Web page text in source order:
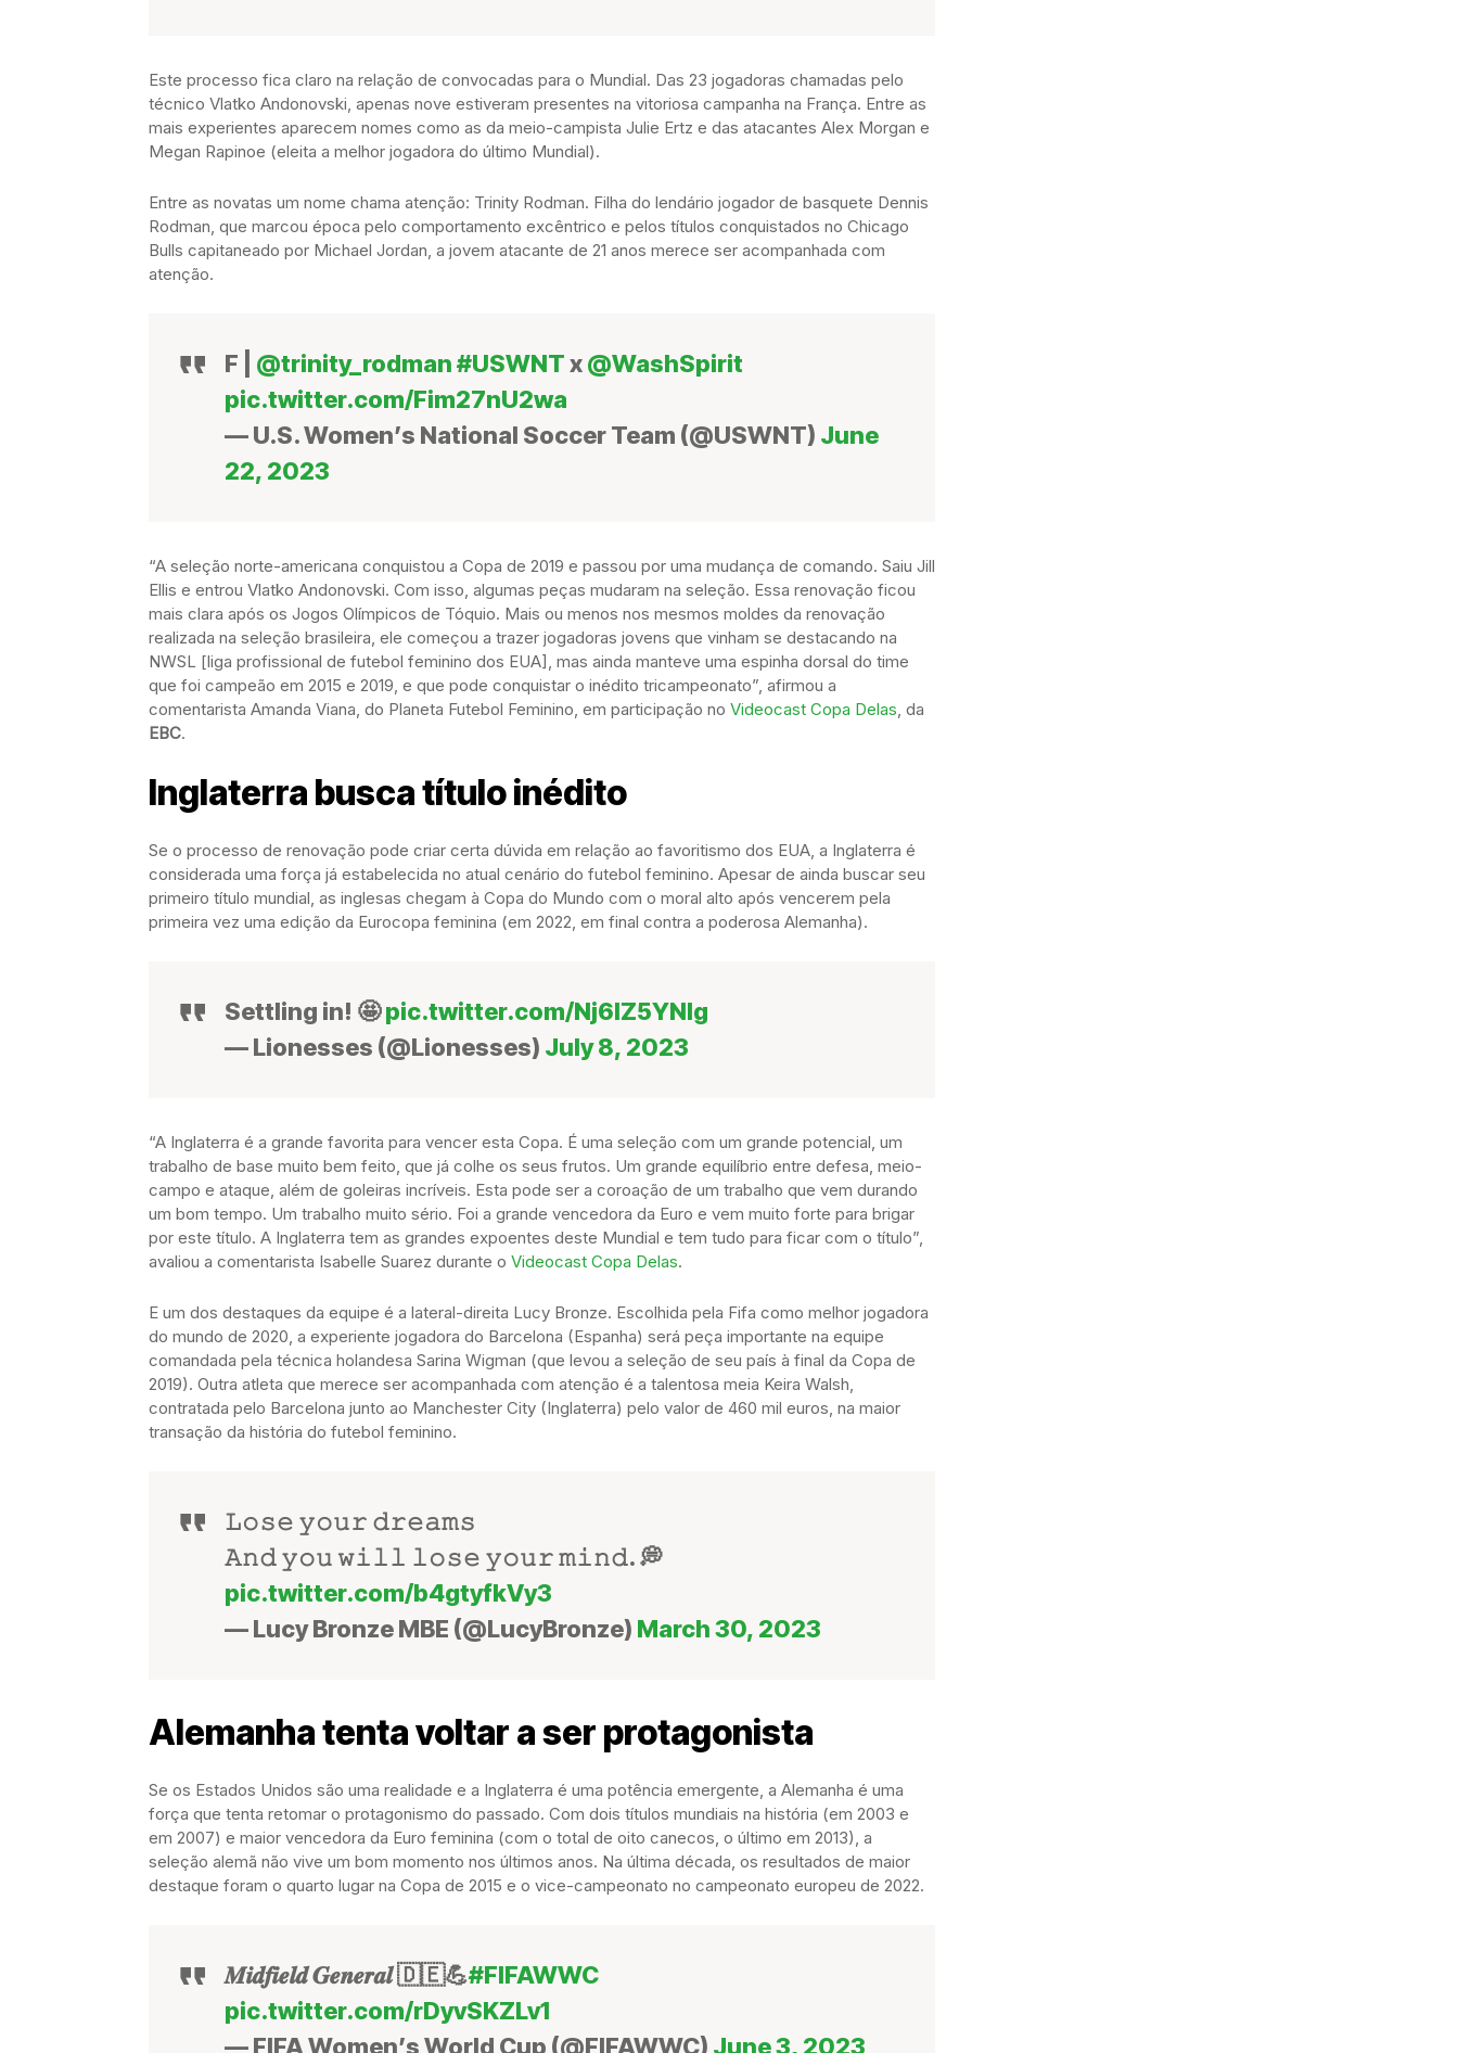
Este processo fica claro na relação de convocadas para o Mundial. Das 23 jogadoras chamadas pelo
técnico Vlatko Andonovski, apenas nove estiveram presentes na vitoriosa campanha na França. Entre as
mais experientes aparecem nomes como as da meio-campista Julie Ertz e das atacantes Alex Morgan e
Megan Rapinoe (eleita a melhor jogadora do último Mundial).
Entre as novatas um nome chama atenção: Trinity Rodman. Filha do lendário jogador de basquete Dennis
Rodman, que marcou época pelo comportamento excêntrico e pelos títulos conquistados no Chicago
Bulls capitaneado por Michael Jordan, a jovem atacante de 21 anos merece ser acompanhada com
atenção.
F | @trinity_rodman#USWNTx@WashSpirit
pic.twitter.com/Fim27nU2wa
— U.S. Women’s National Soccer Team (@USWNT) June
22, 2023
“A seleção norte-americana conquistou a Copa de 2019 e passou por uma mudança de comando. Saiu Jill
Ellis e entrou Vlatko Andonovski. Com isso, algumas peças mudaram na seleção. Essa renovação ficou
mais clara após os Jogos Olímpicos de Tóquio. Mais ou menos nos mesmos moldes da renovação
realizada na seleção brasileira, ele começou a trazer jogadoras jovens que vinham se destacando na
NWSL [liga profissional de futebol feminino dos EUA], mas ainda manteve uma espinha dorsal do time
que foi campeão em 2015 e 2019, e que pode conquistar o inédito tricampeonato”, afirmou a
comentarista Amanda Viana, do Planeta Futebol Feminino, em participação no Videocast Copa Delas , da
EBC.
Inglaterra busca título inédito
Se o processo de renovação pode criar certa dúvida em relação ao favoritismo dos EUA, a Inglaterra é
considerada uma força já estabelecida no atual cenário do futebol feminino. Apesar de ainda buscar seu
primeiro título mundial, as inglesas chegam à Copa do Mundo com o moral alto após vencerem pela
primeira vez uma edição da Eurocopa feminina (em 2022, em final contra a poderosa Alemanha).
Settling in! 🤩pic.twitter.com/Nj6lZ5YNlg
— Lionesses (@Lionesses) July 8, 2023
“A Inglaterra é a grande favorita para vencer esta Copa. É uma seleção com um grande potencial, um
trabalho de base muito bem feito, que já colhe os seus frutos. Um grande equilíbrio entre defesa, meio-
campo e ataque, além de goleiras incríveis. Esta pode ser a coroação de um trabalho que vem durando
um bom tempo. Um trabalho muito sério. Foi a grande vencedora da Euro e vem muito forte para brigar
por este título. A Inglaterra tem as grandes expoentes deste Mundial e tem tudo para ficar com o título”,
avaliou a comentarista Isabelle Suarez durante o Videocast Copa Delas.
E um dos destaques da equipe é a lateral-direita Lucy Bronze. Escolhida pela Fifa como melhor jogadora
do mundo de 2020, a experiente jogadora do Barcelona (Espanha) será peça importante na equipe
comandada pela técnica holandesa Sarina Wigman (que levou a seleção de seu país à final da Copa de
2019). Outra atleta que merece ser acompanhada com atenção é a talentosa meia Keira Walsh,
contratada pelo Barcelona junto ao Manchester City (Inglaterra) pelo valor de 460 mil euros, na maior
transação da história do futebol feminino.
𝙻𝚘𝚜𝚎 𝚢𝚘𝚞𝚛 𝚍𝚛𝚎𝚊𝚖𝚜
𝙰𝚗𝚍 𝚢𝚘𝚞 𝚠𝚒𝚕𝚕 𝚕𝚘𝚜𝚎 𝚢𝚘𝚞𝚛 𝚖𝚒𝚗𝚍. 💭
pic.twitter.com/b4gtyfkVy3
— Lucy Bronze MBE (@LucyBronze) March 30, 2023
Alemanha tenta voltar a ser protagonista
Se os Estados Unidos são uma realidade e a Inglaterra é uma potência emergente, a Alemanha é uma
força que tenta retomar o protagonismo do passado. Com dois títulos mundiais na história (em 2003 e
em 2007) e maior vencedora da Euro feminina (com o total de oito canecos, o último em 2013), a
seleção alemã não vive um bom momento nos últimos anos. Na última década, os resultados de maior
destaque foram o quarto lugar na Copa de 2015 e o vice-campeonato no campeonato europeu de 2022.
𝑴𝒊𝒅𝒇𝒊𝒆𝒍𝒅 𝑮𝒆𝒏𝒆𝒓𝒂𝒍 🇩🇪💪#FIFAWWC
pic.twitter.com/rDyvSKZLv1
— FIFA Women’s World Cup (@FIFAWWC) June 3, 2023